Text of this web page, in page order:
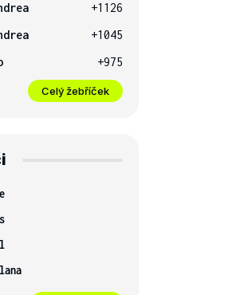
+1126
+1045
+975
Celý žebříček